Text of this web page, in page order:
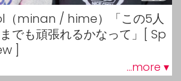
minan / hime）「この5人
でも頑張れるかなって」[ Sp
]
...more ▾